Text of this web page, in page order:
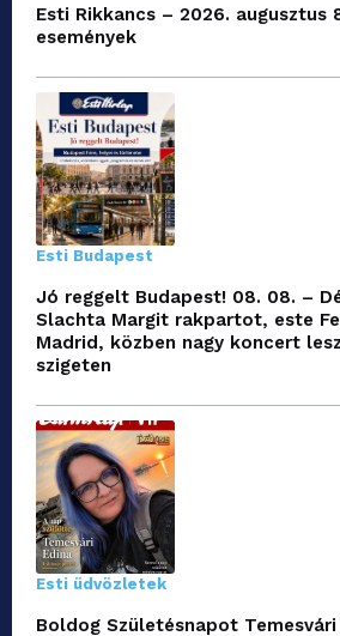
Esti Rikkancs – 2026. augusztus
események
Esti Budapest
Jó reggelt Budapest! 08. 08. –
Slachta Margit rakpartot, este
Madrid, közben nagy koncert
szigeten
Esti üdvözletek
Boldog Születésnapot Temesvári